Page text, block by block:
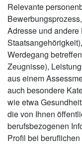
Relevante
Adresse und andere
Werdegang
Zeugnisse),
aus einem
auch besondere
wie etwa
die von Ihnen
berufsbezogenen
Profil bei